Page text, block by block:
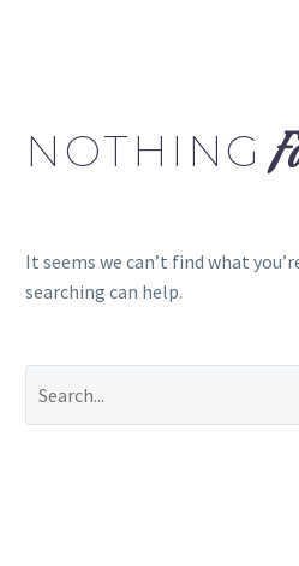
NOTHING
It seems we can’t find what
searching can help.